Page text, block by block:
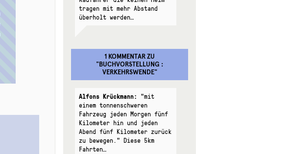
tragen mit mehr Abstand
überholt werden…
1 KOMMENTARZU
"BUCHVORSTELLUNG :
VERKEHRSWENDE"
Alfons Krückmann: "mit
einem tonnenschweren
Fahrzeug jeden Morgen fünf
Kilometer hin und jeden
Abend fünf Kilometer zurück
zu bewegen." Diese 5km
Fahrten…